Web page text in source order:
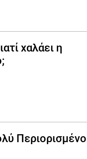
χαλάει η
Περιορισμένο